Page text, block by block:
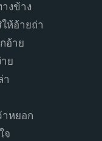
างข้าง
ห้อ้ายถ่า
อ้าย
ย
า
าหยอก
จ